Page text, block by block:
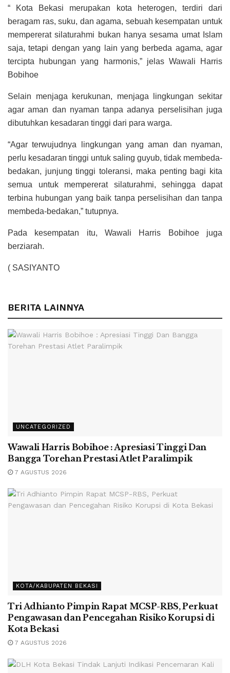
“ Kota Bekasi merupakan kota heterogen, terdiri dari
beragam ras, suku, dan agama, sebuah kesempatan untuk
mempererat silaturahmi bukan hanya sesama umat Islam
saja, tetapi dengan yang lain yang berbeda agama, agar
tercipta hubungan yang harmonis,” jelas Wawali Harris
Bobihoe
Selain menjaga kerukunan, menjaga lingkungan sekitar
agar aman dan nyaman tanpa adanya perselisihan juga
dibutuhkan kesadaran tinggi dari para warga.
“Agar terwujudnya lingkungan yang aman dan nyaman,
perlu kesadaran tinggi untuk saling guyub, tidak membeda-
bedakan, junjung tinggi toleransi, maka penting bagi kita
semua untuk mempererat silaturahmi, sehingga dapat
terbina hubungan yang baik tanpa perselisihan dan tanpa
membeda-bedakan,” tutupnya.
Pada kesempatan itu, Wawali Harris Bobihoe juga
berziarah.
( SASIYANTO
BERITA LAINNYA
UNCATEGORIZED
Wawali Harris Bobihoe : Apresiasi Tinggi Dan
Bangga Torehan Prestasi Atlet Paralimpik
7 AGUSTUS 2026
KOTA/KABUPATEN BEKASI
Tri Adhianto Pimpin Rapat MCSP-RBS, Perkuat
Pengawasan dan Pencegahan Risiko Korupsi di
Kota Bekasi
7 AGUSTUS 2026